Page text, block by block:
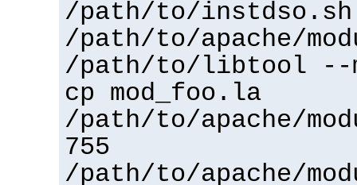
/path/to/instdso.sh
/path/to/apache/
/path/to/libtool --
cp mod_foo.la
/path/to/apache/
755
/path/to/apache/